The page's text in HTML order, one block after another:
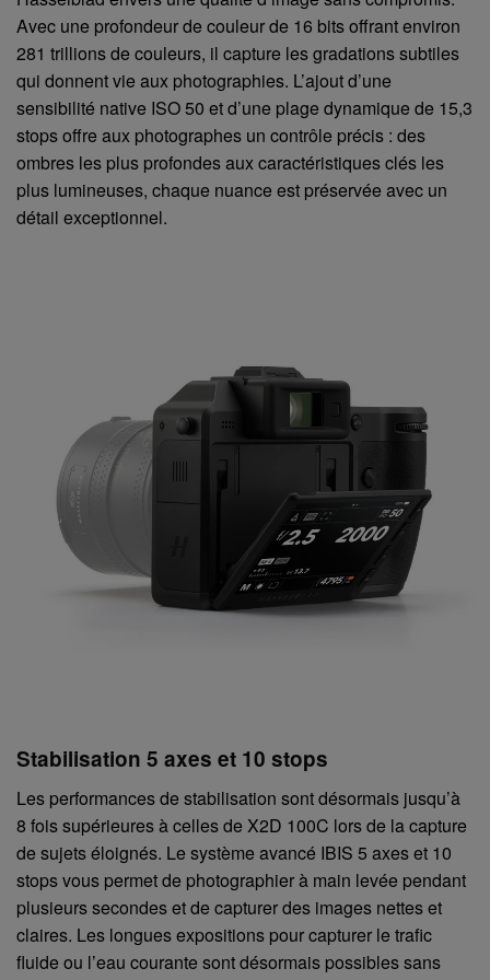
Avec une profondeur de couleur de 16 bits offrant environ
281 trillions de couleurs, il capture les gradations subtiles
qui donnent vie aux photographies. L’ajout d’une
sensibilité native ISO 50 et d’une plage dynamique de 15,3
stops offre aux photographes un contrôle précis : des
ombres les plus profondes aux caractéristiques clés les
plus lumineuses, chaque nuance est préservée avec un
détail exceptionnel.
Stabilisation 5 axes et 10 stops
Les performances de stabilisation sont désormais jusqu’à
8 fois supérieures à celles de X2D 100C lors de la capture
de sujets éloignés. Le système avancé IBIS 5 axes et 10
stops vous permet de photographier à main levée pendant
plusieurs secondes et de capturer des images nettes et
claires. Les longues expositions pour capturer le trafic
fluide ou l’eau courante sont désormais possibles sans